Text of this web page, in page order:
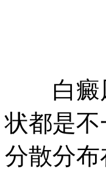
白癜风
状都是
分散分